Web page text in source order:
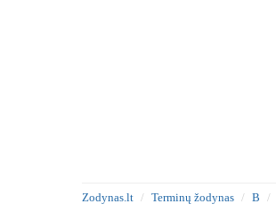
Zodynas.lt Terminų žodynas B